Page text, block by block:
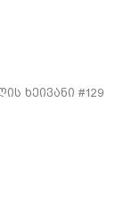
ხეივანი #129